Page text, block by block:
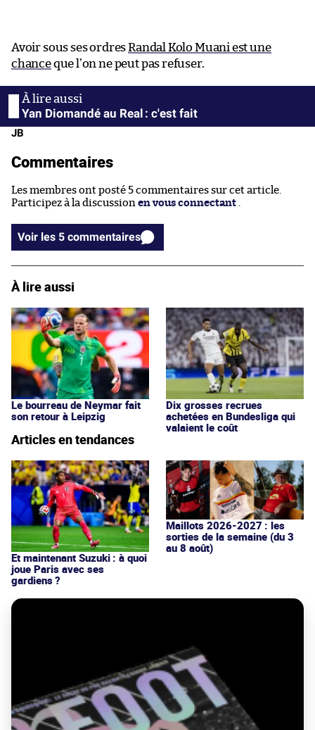
Avoir sous ses ordresRandal Kolo Muani est une
chanceque l’on ne peut pas refuser.
Yan Diomandé au Real : c'est fait
JB
Commentaires
Les membres ont posté 5 commentaires sur cet article.
Participez à la discussion en vous connectant
Voir les 5 commentaires
À lire aussi
Le bourreau de Neymar fait
son retour à Leipzig
Dix grosses recrues
achetées en Bundesliga qui
valaient le coût
Articles en tendances
Et maintenant Suzuki : à quoi
joue Paris avec ses
gardiens ?
Maillots 2026-2027 : les
sorties de la semaine (du 3
au 8 août)